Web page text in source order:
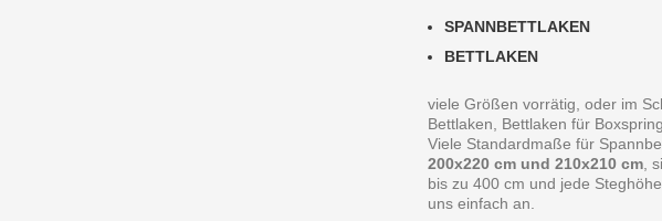
SPANNBETTLAKEN
BETTLAKEN
viele Größen vorrätig, oder im
Bettlaken, Bettlaken für
Viele Standardmaße für
200x220 cm und 210x210 cm,
bis zu 400 cm und jede
uns einfach an.